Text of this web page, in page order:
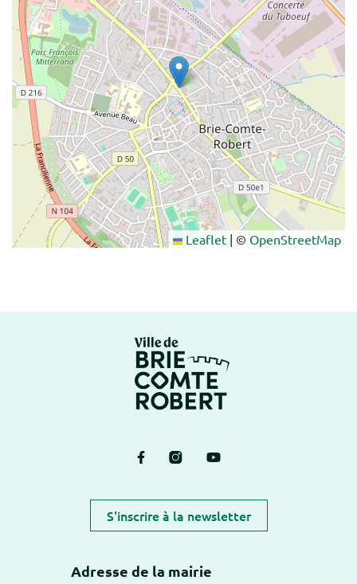
Leaflet |© OpenStreetMap
Lien vers le compte Facebook
Lien vers le compte Instagram
Lien vers la chaîne
S'inscrire à la newsletter
Adresse de la mairie